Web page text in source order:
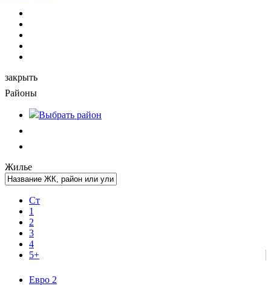
закрыть
Районы
Выбрать район
Жилье
Ст
1
2
3
4
5+
Евро 2